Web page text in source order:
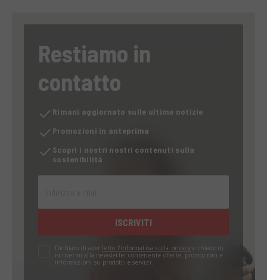
Restiamo in
contatto
Rimani aggiornato sulle ultime notizie
Promozioni in anteprima
Scopri i nostri nostri contenuti sulla
sostenibilità
ISCRIVITI
Dichiaro di aver letto l’informativa sulla privacy e chiedo di
iscrivermi alla newsletter contenente offerte, promozioni e
informazioni su prodotti e servizi.